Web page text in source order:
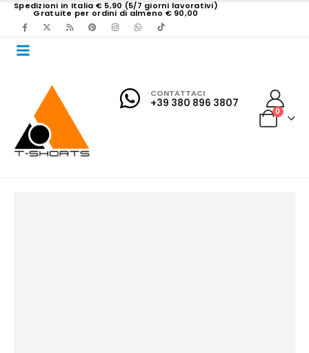
Spedizioni in Italia € 5,90 (5/7 giorni lavorativi)
Gratuite per ordini di almeno € 90,00
CONTATTACI
+39 380 896 3807
0